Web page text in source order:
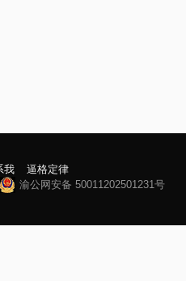
我
逼格定律
渝公网安备 50011202501231号